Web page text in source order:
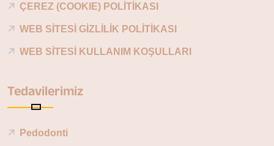
ÇEREZ (COOKIE) POLİTİKASI
WEB SİTESİ GİZLİLİK POLİTİKASI
WEB SİTESİ KULLANIM KOŞULLARI
Tedavilerimiz
Pedodonti